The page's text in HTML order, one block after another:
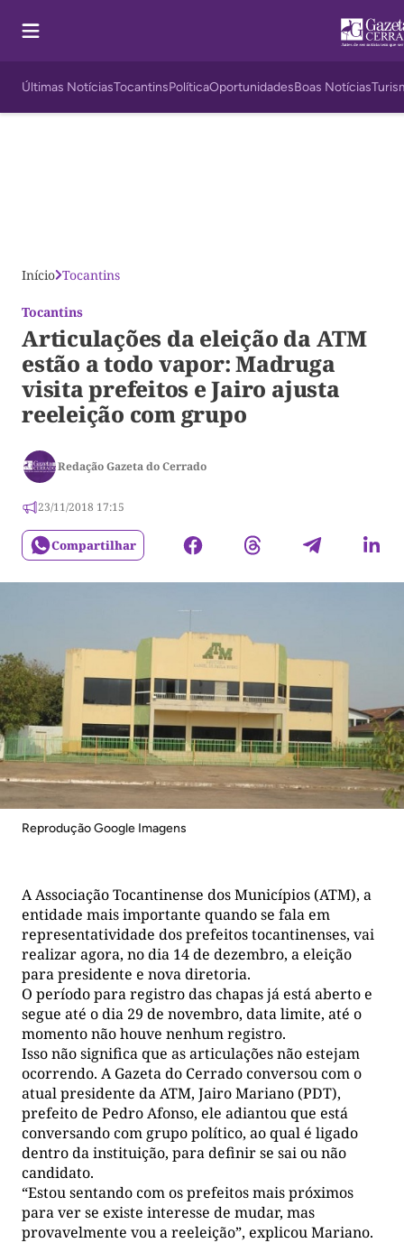
Últimas NotíciasTocantinsPolíticaOportunidadesBoas Notícias
Início Tocantins
Tocantins
Articulações da eleição da ATM
estão a todo vapor: Madruga
visita prefeitos e Jairo ajusta
reeleição com grupo
Redação Gazeta do Cerrado
23/11/2018 17:15
Compartilhar
Reprodução Google Imagens
A Associação Tocantinense dos Municípios (ATM), a
entidade mais importante quando se fala em
representatividade dos prefeitos tocantinenses, vai
realizar agora, no dia 14 de dezembro, a eleição
para presidente e nova diretoria.
O período para registro das chapas já está aberto e
segue até o dia 29 de novembro, data limite, até o
momento não houve nenhum registro.
Isso não significa que as articulações não estejam
ocorrendo. A Gazeta do Cerrado conversou com o
atual presidente da ATM, Jairo Mariano (PDT),
prefeito de Pedro Afonso, ele adiantou que está
conversando com grupo político, ao qual é ligado
dentro da instituição, para definir se sai ou não
candidato.
“Estou sentando com os prefeitos mais próximos
para ver se existe interesse de mudar, mas
provavelmente vou a reeleição”, explicou Mariano.